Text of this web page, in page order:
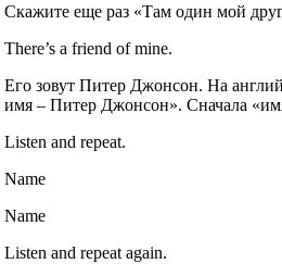
Скажите еще раз «Там один мой
There’s a friend of mine.
Его зовут Питер Джонсон. На
имя – Питер Джонсон». Сначала
Listen and repeat.
Name
Name
Listen and repeat again.